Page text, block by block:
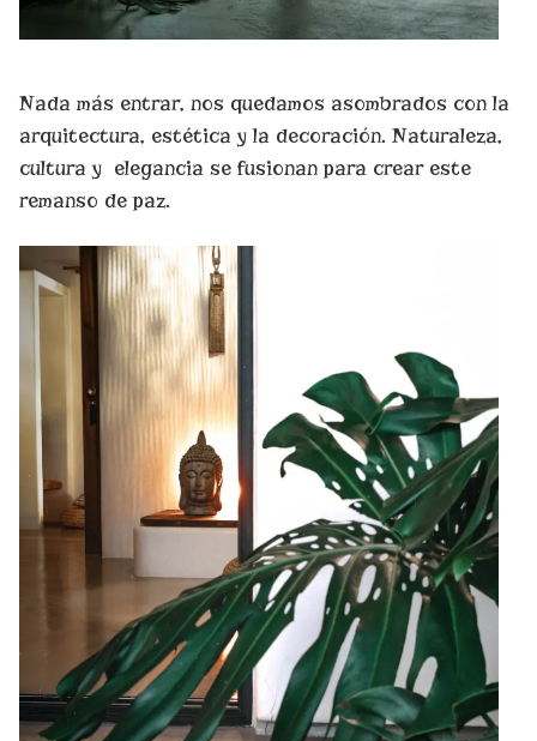
Nada más entrar, nos quedamos asombrados con la
arquitectura, estética y la decoración. Naturaleza,
cultura y elegancia se fusionan para crear este
remanso de paz.